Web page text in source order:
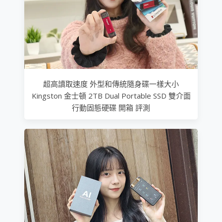
超高讀取速度 外型和傳統隨身碟一樣大小
Kingston 金士頓 2TB Dual Portable SSD 雙介面
行動固態硬碟 開箱 評測